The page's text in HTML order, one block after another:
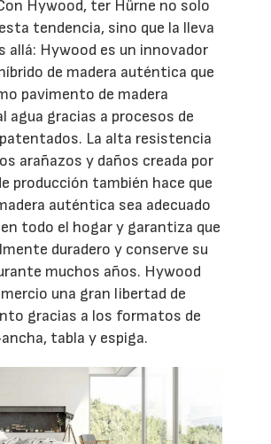
Hywood, ter Hürne no solo
tendencia, sino que la lleva
allá: Hywood es un innovador
de madera auténtica que
pavimento de madera
agua gracias a procesos de
La alta resistencia
arañazos y daños creada por
producción también hace que
auténtica sea adecuado
todo el hogar y garantiza que
duradero y conserve su
muchos años. Hywood
una gran libertad de
gracias a los formatos de
tabla y espiga.